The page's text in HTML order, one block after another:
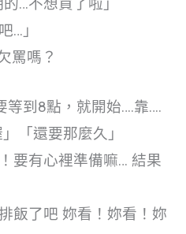
…不想買了啦」
…」
罵嗎？
等到8點，就開始….靠….
「還要那麼久」
要有心裡準備嘛… 結果
飯了吧 妳看！妳看！妳